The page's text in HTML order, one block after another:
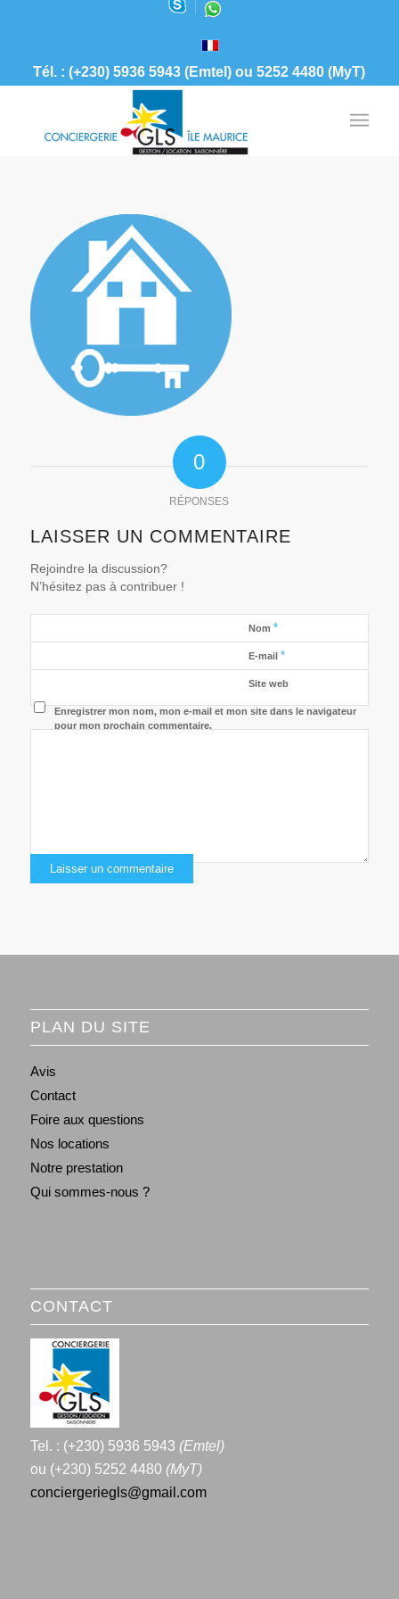
Tél. : (+230) 5936 5943 (Emtel) ou 5252 4480 (MyT)
0
RÉPONSES
LAISSER UN COMMENTAIRE
Rejoindre la discussion?
N’hésitez pas à contribuer !
Nom *
E-mail *
Site web
Enregistrer mon nom, mon e-mail et mon site dans le navigateur
pour mon prochain commentaire.
PLAN DU SITE
Avis
Contact
Foire aux questions
Nos locations
Notre prestation
Qui sommes-nous ?
CONTACT
Tel. : (+230) 5936 5943 (Emtel)
ou (+230) 5252 4480 (MyT)
conciergeriegls@gmail.com